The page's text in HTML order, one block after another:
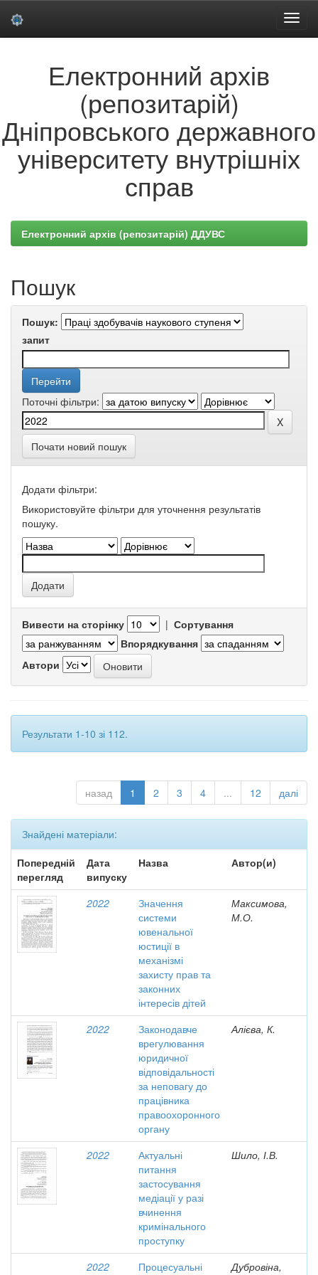
Електронний архів
(репозитарій)
Дніпровського державного
університету внутрішніх
справ
Електронний архів (репозитарій) ДДУВС
Пошук
Пошук:
запит
Поточні фільтри:
Почати новий пошук
Додати фільтри:
Використовуйте фільтри для уточнення результатів
пошуку.
Вивести на сторінку | Сортування
Впорядкування
Автори
Результати 1-10 зі 112.
назад 1 2 3 4 ... 12 далі
Знайдені матеріали:
Попередній
перегляд
Дата
випуску
Назва Автор(и)
2022
Значення
системи
ювенальної
юстиції в
механізмі
захисту прав та
законних
інтересів дітей
Максимова,
М.О.
2022
Законодавче
врегулювання
юридичної
відповідальності
за неповагу до
працівника
правоохоронного
органу
Алієва, К.
2022
Актуальні
питання
застосування
медіації у разі
вчинення
кримінального
проступку
Шило, І.В.
2022
Процесуальні
Дубровіна,